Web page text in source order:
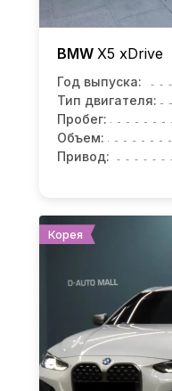
BMW X5 xDrive
Год выпуска:
Тип двигателя:
Пробег:
Объем:
Привод:
Корея